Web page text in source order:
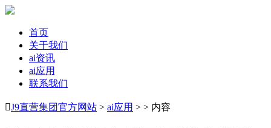
首页
关于我们
ai资讯
ai应用
联系我们
J9直营集团官方网站 > ai应用 > > 内容